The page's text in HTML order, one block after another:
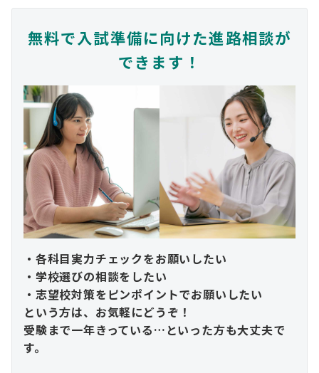
無料で入試準備に向けた進路相談が
できます！
・各科目実力チェックをお願いしたい
・学校選びの相談をしたい
・志望校対策をピンポイントでお願いしたい
という方は、お気軽にどうぞ！
受験まで一年きっている…といった方も大丈夫で
す。